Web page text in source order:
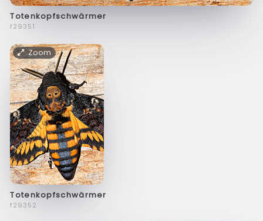
Totenkopfschwärmer
f29351
Zoom
Totenkopfschwärmer
f29352